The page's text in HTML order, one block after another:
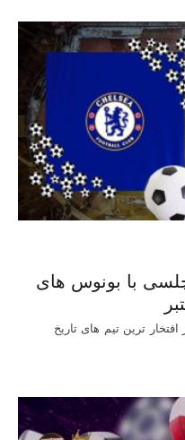
با بونوس های
ترین تیم های تاریخ